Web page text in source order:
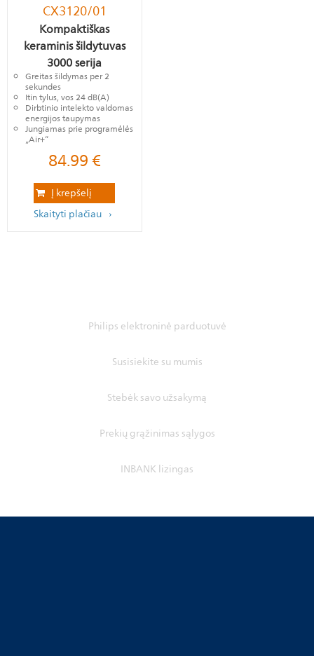
CX3120/01
Kompaktiškas
keraminis šildytuvas
3000 serija
Greitas šildymas per 2
sekundes
Itin tylus, vos 24 dB(A)
Dirbtinio intelekto valdomas
energijos taupymas
Jungiamas prie programėlės
„Air+“
84.99€
Į krepšelį
Skaityti plačiau
Philips elektroninė parduotuvė
Susisiekite su mumis
Stebėk savo užsakymą
Prekių grąžinimas sąlygos
INBANK lizingas